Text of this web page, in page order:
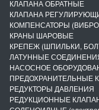
КЛАПАНА ОБРАТНЫЕ
КЛАПАНА
КОМПЕНСАТОРЫ
КРАНЫ ШАРОВЫЕ
КРЕПЕЖ (ШПИЛЬКИ,
ЛАТУННЫЕ
НАСОСНОЕ
ПРЕДОХРАНИТЕЛЬНЫЕ
РЕДУКТОРЫ ДАВЛЕНИЯ
РЕДУКЦИОННЫЕ